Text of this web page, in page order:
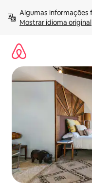
para
Mostrar idioma original